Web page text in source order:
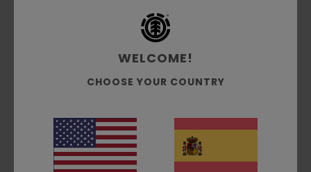
5/5
3. marzo 2026
Compra verificada
Comodidad: 5/5 Relación calidad-precio
perfectaMaterial: 5/5 Color
Recomiendo este producto
WELCOME!
CHOOSE YOUR COUNTRY